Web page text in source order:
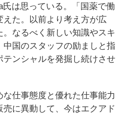
は思っている。「国薬で働
た。以前より考え方が広
。なるべく新しい知識やスキ
国のスタッフの励ましと指
ンシャルを発掘し続けさせ
な仕事態度と優れた仕事能力
に異動して、今はエクアド